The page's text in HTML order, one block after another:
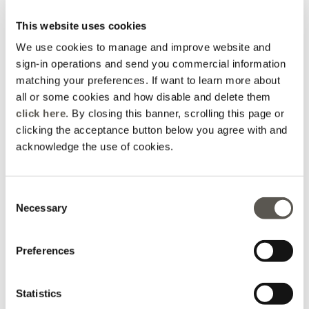
This website uses cookies
We use cookies to manage and improve website and
sign-in operations and send you commercial information
matching your preferences. If want to learn more about
all or some cookies and how disable and delete them
click here. By closing this banner, scrolling this page or
clicking the acceptance button below you agree with and
acknowledge the use of cookies.
Selection
Necessary
Preferences
Statistics